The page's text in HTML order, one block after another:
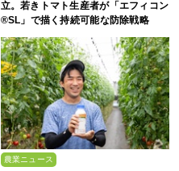
立。若きトマト生産者が「エフィコン
®SL」で描く持続可能な防除戦略
農業ニュース